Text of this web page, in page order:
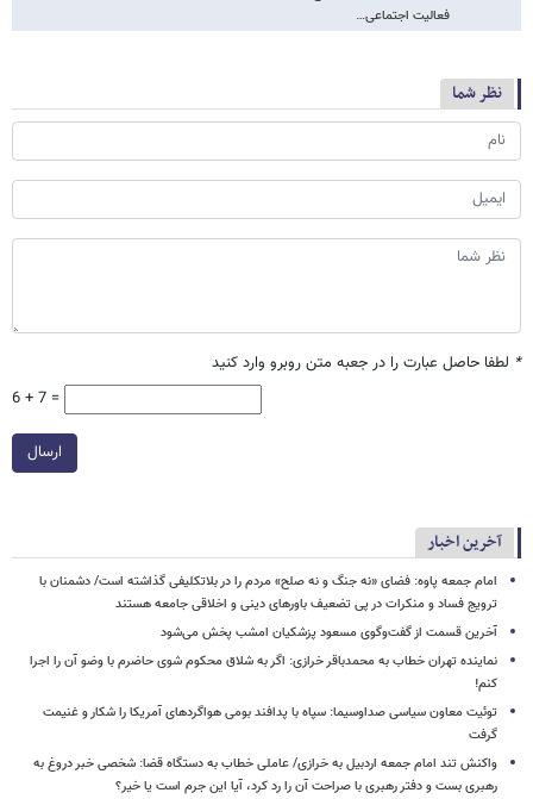
فعالیت اجتماعی…
نظر شما
* لطفا حاصل عبارت را در جعبه متن روبرو وارد کنید
6 + 7 =
ارسال
آخرین اخبار
امام جمعه پاوه: فضای «نه جنگ و نه صلح» مردم را در بلاتکلیفی گذاشته است/ دشمنان با
ترویج فساد و منکرات در پی تضعیف باورهای دینی و اخلاقی جامعه هستند
آخرین قسمت از گفت‌وگوی مسعود پزشکیان امشب پخش می‌شود
نماینده تهران خطاب به محمدباقر خرازی: اگر به شلاق محکوم شوی حاضرم با وضو آن را اجرا
کنم!
توئیت معاون سیاسی صداوسیما: سپاه با پدافند بومی هواگردهای آمریکا را شکار و غنیمت
گرفت
واکنش تند امام جمعه اردبیل به خرازی/ عاملی خطاب به دستگاه قضا: شخصی خبر دروغ به
رهبری بست و دفتر رهبری با صراحت آن را رد کرد، آیا این جرم است یا خیر؟